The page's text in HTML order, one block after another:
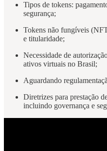
Tipos de tokens:
segurança;
Tokens não fungíveis
e titularidade;
Necessidade de
ativos virtuais no Brasil;
Aguardando
Diretrizes para prestação
incluindo governança e